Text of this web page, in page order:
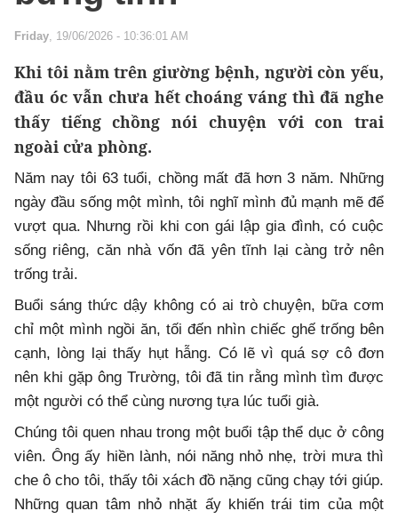
Friday, 19/06/2026 - 10:36:01 AM
Khi tôi nằm trên giường bệnh, người còn yếu,
đầu óc vẫn chưa hết choáng váng thì đã nghe
thấy tiếng chồng nói chuyện với con trai
ngoài cửa phòng.
Năm nay tôi 63 tuổi, chồng mất đã hơn 3 năm. Những
ngày đầu sống một mình, tôi nghĩ mình đủ mạnh mẽ để
vượt qua. Nhưng rồi khi con gái lập gia đình, có cuộc
sống riêng, căn nhà vốn đã yên tĩnh lại càng trở nên
trống trải.
Buổi sáng thức dậy không có ai trò chuyện, bữa cơm
chỉ một mình ngồi ăn, tối đến nhìn chiếc ghế trống bên
cạnh, lòng lại thấy hụt hẫng. Có lẽ vì quá sợ cô đơn
nên khi gặp ông Trường, tôi đã tin rằng mình tìm được
một người có thể cùng nương tựa lúc tuổi già.
Chúng tôi quen nhau trong một buổi tập thể dục ở công
viên. Ông ấy hiền lành, nói năng nhỏ nhẹ, trời mưa thì
che ô cho tôi, thấy tôi xách đồ nặng cũng chạy tới giúp.
Những quan tâm nhỏ nhặt ấy khiến trái tim của một